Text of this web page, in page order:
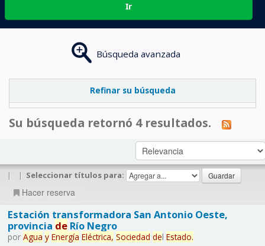
Ir
Búsqueda avanzada
Refinar su búsqueda
Su búsqueda retornó 4 resultados.
| | Seleccionar títulos para:
Hacer reserva
Estación transformadora San Antonio Oeste,
provincia deRío Negro
por Agua y Energía Eléctrica, Sociedad del Estado.